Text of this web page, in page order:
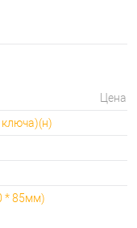
Цена
ключа)(н)
* 85мм)